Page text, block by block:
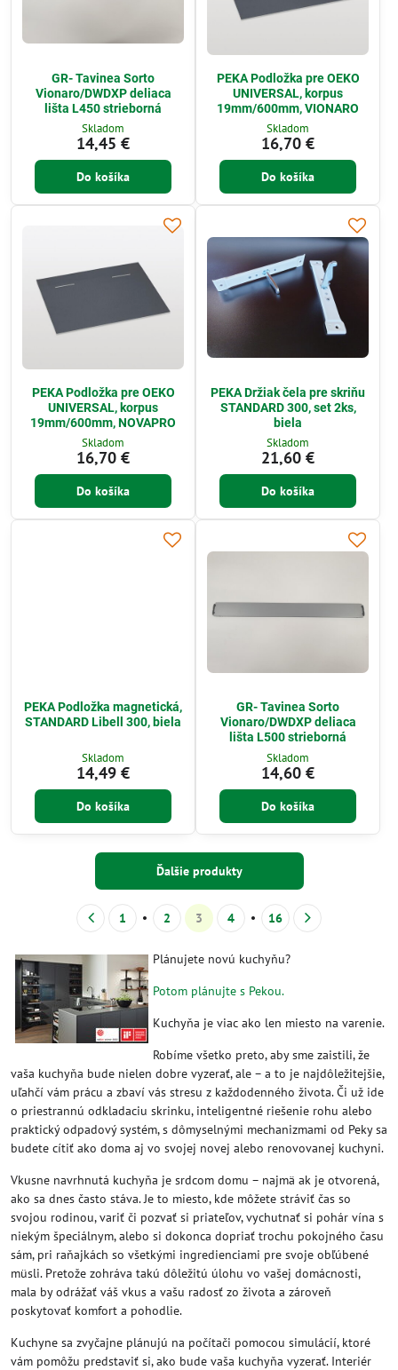
GR- Tavinea Sorto
Vionaro/DWDXP deliaca
lišta L450 strieborná
Skladom
14,45 €
Do košíka
PEKA Podložka pre OEKO
UNIVERSAL, korpus
19mm/600mm, VIONARO
Skladom
16,70 €
Do košíka
PEKA Podložka pre OEKO
UNIVERSAL, korpus
19mm/600mm, NOVAPRO
Skladom
16,70 €
Do košíka
PEKA Držiak čela pre skriňu
STANDARD 300, set 2ks,
biela
Skladom
21,60 €
Do košíka
PEKA Podložka magnetická,
STANDARD Libell 300, biela
Skladom
14,49 €
Do košíka
GR- Tavinea Sorto
Vionaro/DWDXP deliaca
lišta L500 strieborná
Skladom
14,60 €
Do košíka
Ďalšie produkty
1 2 3 4 16
Plánujete novú kuchyňu?
Potom plánujte s Pekou.
Kuchyňa je viac ako len miesto na varenie.
Robíme všetko preto, aby sme zaistili, že
vaša kuchyňa bude nielen dobre vyzerať, ale – a to je najdôležitejšie,
uľahčí vám prácu a zbaví vás stresu z každodenného života. Či už ide
o priestrannú odkladaciu skrinku, inteligentné riešenie rohu alebo
praktický odpadový systém, s dômyselnými mechanizmami od Peky sa
budete cítiť ako doma aj vo svojej novej alebo renovovanej kuchyni.
Vkusne navrhnutá kuchyňa je srdcom domu – najmä ak je otvorená,
ako sa dnes často stáva. Je to miesto, kde môžete stráviť čas so
svojou rodinou, variť či pozvať si priateľov, vychutnať si pohár vína s
niekým špeciálnym, alebo si dokonca dopriať trochu pokojného času
sám, pri raňajkách so všetkými ingredienciami pre svoje obľúbené
müsli. Pretože zohráva takú dôležitú úlohu vo vašej domácnosti,
mala by odrážať váš vkus a vašu radosť zo života a zároveň
poskytovať komfort a pohodlie.
Kuchyne sa zvyčajne plánujú na počítači pomocou simulácií, ktoré
vám pomôžu predstaviť si, ako bude vaša kuchyňa vyzerať. Interiér